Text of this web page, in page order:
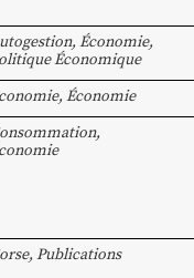
, Économie,
Économique
, Économie
,
, Publications